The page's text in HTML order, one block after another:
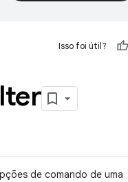
Isso foi útil?
de comando de uma